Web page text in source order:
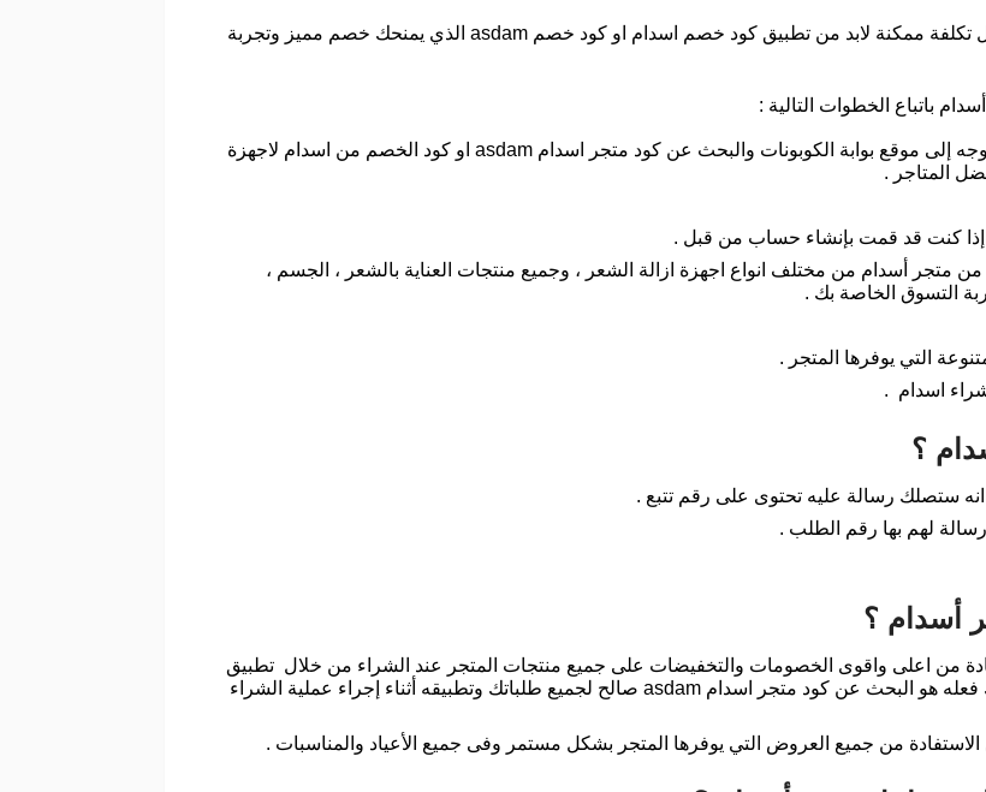
وللحصول على كل هذه المميزات التي يقدمها المتجر بأقل تكلفة ممكنة لابد من تطبيق كود خصم اسدام او كود خصم asdam الذي يمنحك خصم مميز وتجربة
باتباع الخطوات التالية :
أولي الخطوات للحصول علي اسدام كود خصم هي التوجه إلى موقع بوابة الكوبونات والبحث عن كود متجر اسدام asdam او كود الخصم من اسدام لاجهزة
المتاجر .
كنت قد قمت بإنشاء حساب من قبل .
متجر أسدام من مختلف انواع اجهزة ازالة الشعر ، وجميع منتجات العناية بالشعر ، الجسم ،
التسوق الخاصة بك .
التي يوفرها المتجر .
اسدام .
؟
ستصلك رسالة عليه تحتوى على رقم تتبع .
لهم بها رقم الطلب .
أسدام ؟
من اعلى واقوى الخصومات والتخفيضات على جميع منتجات المتجر عند الشراء من خلال تطبيق
كود خصم اسدام او كود خصم asdam ، وكل ما عليك فعله هو البحث عن كود متجر اسدام asdam صالح لجميع طلباتك وتطبيقه أثناء إجراء عملية الشراء
من جميع العروض التي يوفرها المتجر بشكل مستمر وفى جميع الأعياد والمناسبات .